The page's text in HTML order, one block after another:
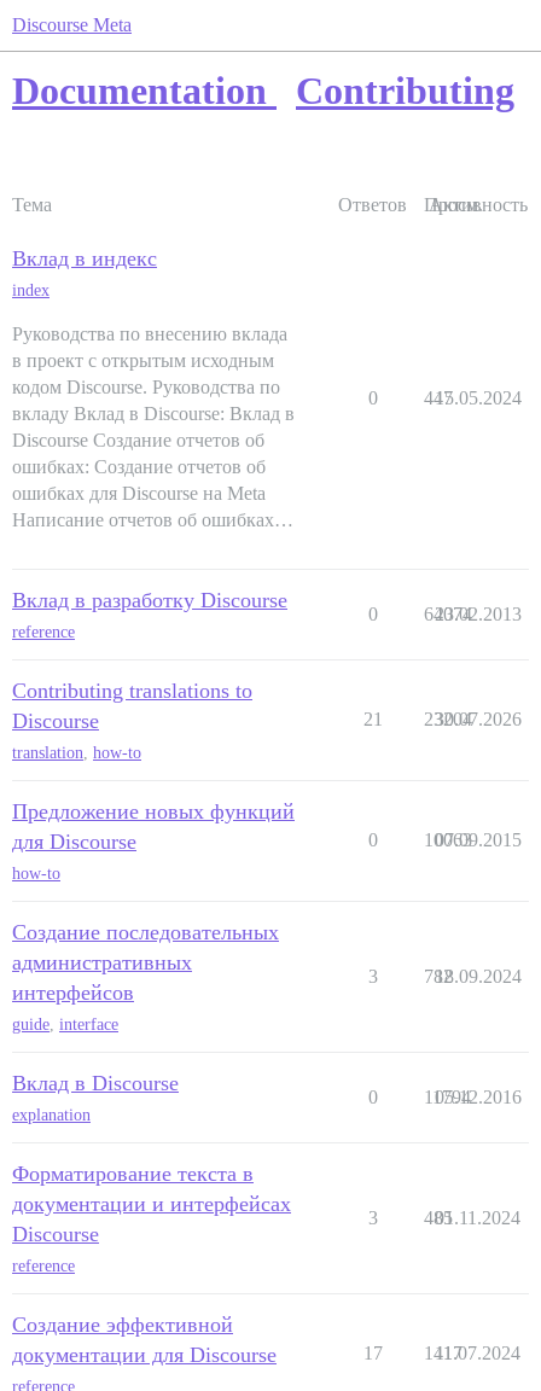
Discourse Meta
Documentation Contributing
Тема Ответов Просм.
Активность
Вклад в индекс
index
Руководства по внесению вклада
в проект с открытым исходным
кодом Discourse. Руководства по
вкладу Вклад в Discourse: Вклад в
Discourse Создание отчетов об
ошибках: Создание отчетов об
ошибках для Discourse на Meta
Написание отчетов об ошибках…
0 447
15.05.2024
Вклад в разработку Discourse
reference
0 64074
23.02.2013
Contributing translations to
Discourse
translation, how-to
21 23204
30.07.2026
Предложение новых функций
для Discourse
how-to
0 10063
07.09.2015
Создание последовательных
административных
интерфейсов
guide, interface
3 782
18.09.2024
Вклад в Discourse
explanation
0 11794
05.12.2016
Форматирование текста в
документации и интерфейсах
Discourse
reference
3 485
01.11.2024
Создание эффективной
документации для Discourse
reference
17 1417
11.07.2024